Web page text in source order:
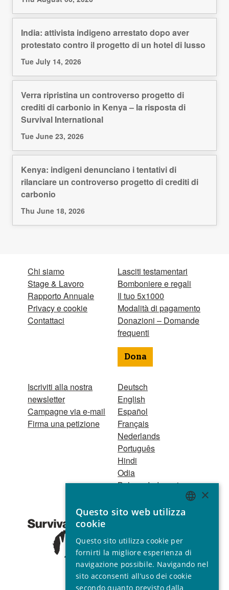
India: attivista indigeno arrestato dopo aver
protestato contro il progetto di un hotel di lusso
Tue July 14, 2026
Verra ripristina un controverso progetto di
crediti di carbonio in Kenya – la risposta di
Survival International
Tue June 23, 2026
Kenya: indigeni denunciano i tentativi di
rilanciare un controverso progetto di crediti di
carbonio
Thu June 18, 2026
Chi siamo
Stage & Lavoro
Rapporto Annuale
Privacy e cookie
Contattaci
Iscriviti alla nostra
newsletter
Campagne via e-mail
Firma una petizione
Lasciti testamentari
Bomboniere e regali
Il tuo 5x1000
Modalità di pagamento
Donazioni – Domande
frequenti
Dona
Deutsch
English
Español
Français
Nederlands
Português
Hindi
Odia
Bahasa Indonesia
Registro Persone
1521 Registered
charity no. 267444 ©
2001 - 2026
Tutti i diritti riservati.
ENGLISH
SPANISH
FRENCH
ITALIAN
×
Questo sito web utilizza
cookie
Questo sito utilizza cookie per
fornirti la migliore esperienza di
navigazione possibile. Navigando nel
sito acconsenti all’uso dei cookie
secondo quanto previsto dalla